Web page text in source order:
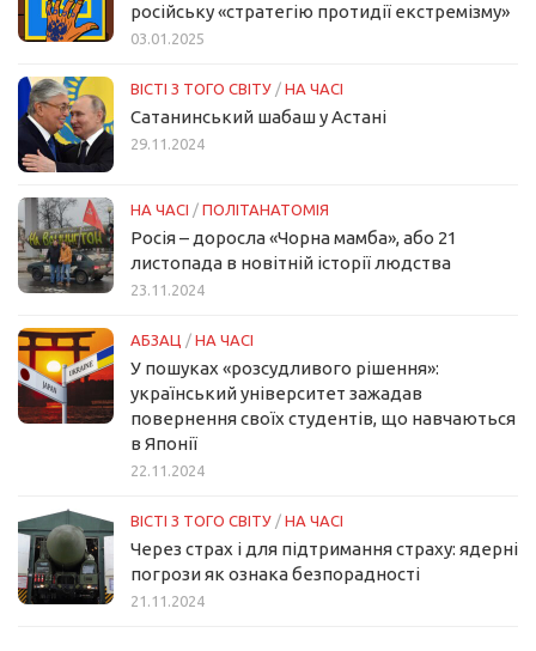
російську «стратегію протидії екстремізму»
03.01.2025
ВІСТІ З ТОГО СВІТУ / НА ЧАСІ
Сатанинський шабаш у Астані
29.11.2024
НА ЧАСІ / ПОЛІТАНАТОМІЯ
Росія – доросла «Чорна мамба», або 21
листопада в новітній історії людства
23.11.2024
АБЗАЦ / НА ЧАСІ
У пошуках «розсудливого рішення»:
український університет зажадав
повернення своїх студентів, що навчаються
в Японії
22.11.2024
ВІСТІ З ТОГО СВІТУ / НА ЧАСІ
Через страх і для підтримання страху: ядерні
погрози як ознака безпорадності
21.11.2024